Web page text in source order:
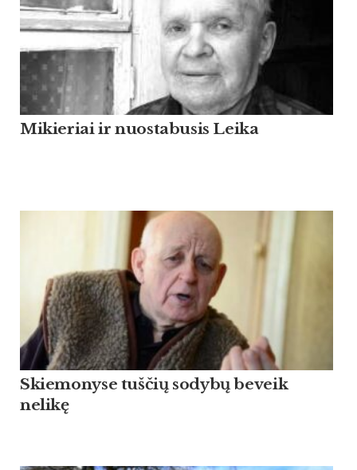
Mikieriai ir nuostabusis Leika
Skiemonyse tuščių sodybų beveik
nelikę